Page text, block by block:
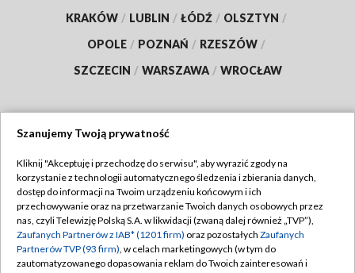
KRAKÓW / LUBLIN / ŁÓDŹ / OLSZTYN /
OPOLE / POZNAŃ / RZESZÓW /
SZCZECIN / WARSZAWA / WROCŁAW
TVP
Abonament TVP
Emisja w TVP
Centrum informacji TVP
Regulamin TVP
Polityka prywatności
Moje zgody
Szanujemy Twoją prywatność
Kliknij "Akceptuję i przechodzę do serwisu", aby wyrazić zgody na
korzystanie z technologii automatycznego śledzenia i zbierania danych,
dostęp do informacji na Twoim urządzeniu końcowym i ich
przechowywanie oraz na przetwarzanie Twoich danych osobowych przez
nas, czyli Telewizję Polską S.A. w likwidacji (zwaną dalej również „TVP”),
Zaufanych Partnerów z IAB* (1201 firm) oraz pozostałych Zaufanych
Partnerów TVP (93 firm), w celach marketingowych (w tym do
zautomatyzowanego dopasowania reklam do Twoich zainteresowań i